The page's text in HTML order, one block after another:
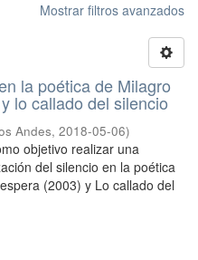
Mostrar filtros avanzados
la poética de Milagro
lo callado del silencio
Andes, 2018-05-06)
objetivo realizar una
del silencio en la poética
(2003) y Lo callado del